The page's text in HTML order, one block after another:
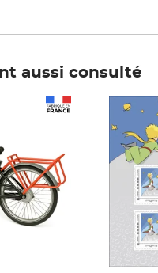
aussi consulté
Prix 6,25€ HT